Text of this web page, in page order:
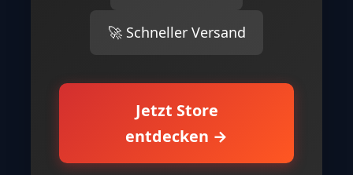
🚀 Schneller Versand
Jetzt Store
entdecken →